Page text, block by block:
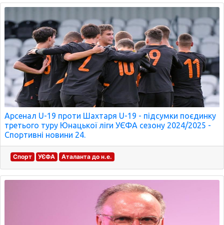
Арсенал U-19 проти Шахтаря U-19 - підсумки поєдинку
третього туру Юнацької ліги УЄФА сезону 2024/2025 -
Спортивні новини 24.
Спорт УЄФА Аталанта до н.е.